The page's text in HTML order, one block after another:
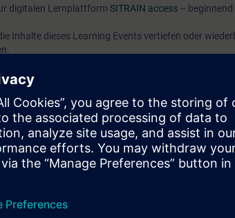
digitalen Lernplattform SITRAIN access – beginnend
Inhalte dieses Learning Events vertiefen oder
Der Inhalt ist vergleichbar und aktualisiert.